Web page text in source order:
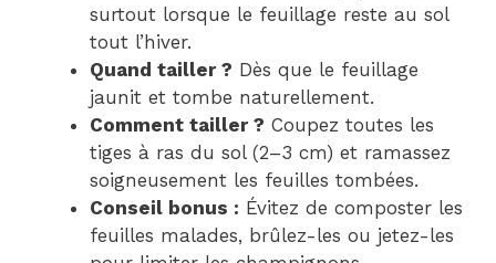
surtout lorsque le feuillage reste au sol
tout l’hiver.
Quand tailler ? Dès que le feuillage
jaunit et tombe naturellement.
Comment tailler ? Coupez toutes les
tiges à ras du sol (2–3 cm) et ramassez
soigneusement les feuilles tombées.
Conseil bonus : Évitez de composter les
feuilles malades, brûlez-les ou jetez-les